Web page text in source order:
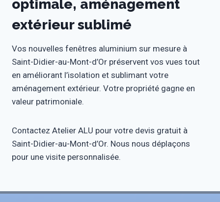
optimale, aménagement
extérieur sublimé
Vos nouvelles fenêtres aluminium sur mesure à
Saint-Didier-au-Mont-d’Or préservent vos vues tout
en améliorant l’isolation et sublimant votre
aménagement extérieur. Votre propriété gagne en
valeur patrimoniale.
Contactez Atelier ALU pour votre devis gratuit à
Saint-Didier-au-Mont-d’Or. Nous nous déplaçons
pour une visite personnalisée.